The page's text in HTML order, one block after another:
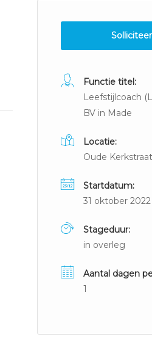
Functie titel:
Leefstijlcoach
BV in Made
Locatie:
Oude
Startdatum:
31 oktober 2022
Stageduur:
in overleg
Aantal dagen
1